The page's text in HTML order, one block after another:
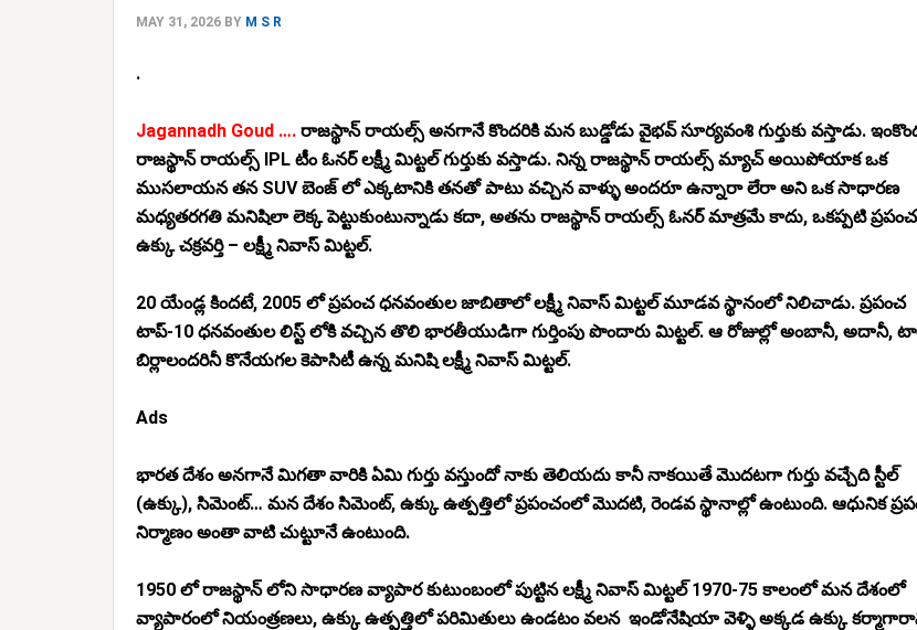
MAY 31, 2026 BY M S R
.
Jagannadh Goud …. రాజస్థాన్ రాయల్స్ అనగానే కొందరికి మన బుడ్డోడు వైభవ్ సూర్యవంశి గుర్తుకు వస్తాడు.
రాజస్థాన్ రాయల్స్ IPL టీం ఓనర్ లక్ష్మీ మిట్టల్ గుర్తుకు వస్తాడు. నిన్న రాజస్థాన్ రాయల్స్ మ్యాచ్ అయిపోయాక ఒక
ముసలాయన తన SUV బెంజ్ లో ఎక్కటానికి తనతో పాటు వచ్చిన వాళ్ళు అందరూ ఉన్నారా లేరా అని ఒక సాధారణ
మధ్యతరగతి మనిషిలా లెక్క పెట్టుకుంటున్నాడు కదా, అతను రాజస్థాన్ రాయల్స్ ఓనర్ మాత్రమే కాదు, ఒకప్పటి ప్రపంచ
ఉక్కు చక్రవర్తి – లక్ష్మీ నివాస్ మిట్టల్.
20 యేండ్ల కిందటే, 2005 లో ప్రపంచ ధనవంతుల జాబితాలో లక్ష్మీ నివాస్ మిట్టల్ మూడవ స్థానంలో నిలిచాడు. ప్రపంచ
టాప్-10 ధనవంతుల లిస్ట్ లోకి వచ్చిన తొలి భారతీయుడిగా గుర్తింపు పొందారు మిట్టల్. ఆ రోజుల్లో అంబానీ, అదానీ,
బిర్లాలందరినీ కొనేయగల కెపాసిటీ ఉన్న మనిషి లక్ష్మీ నివాస్ మిట్టల్.
Ads
భారత దేశం అనగానే మిగతా వారికి ఏమి గుర్తు వస్తుందో నాకు తెలియదు కానీ నాకయితే మొదటగా గుర్తు వచ్చేది స్టీల్
(ఉక్కు), సిమెంట్… మన దేశం సిమెంట్, ఉక్కు ఉత్పత్తిలో ప్రపంచంలో మొదటి, రెండవ స్థానాల్లో ఉంటుంది. ఆధునిక
నిర్మాణం అంతా వాటి చుట్టూనే ఉంటుంది.
1950 లో రాజస్థాన్ లోని సాధారణ వ్యాపార కుటుంబంలో పుట్టిన లక్ష్మీ నివాస్ మిట్టల్ 1970-75 కాలంలో మన దేశంలో
వ్యాపారంలో నియంత్రణలు, ఉక్కు ఉత్పత్తిలో పరిమితులు ఉండటం వలన ఇండోనేషియా వెళ్ళి అక్కడ ఉక్కు